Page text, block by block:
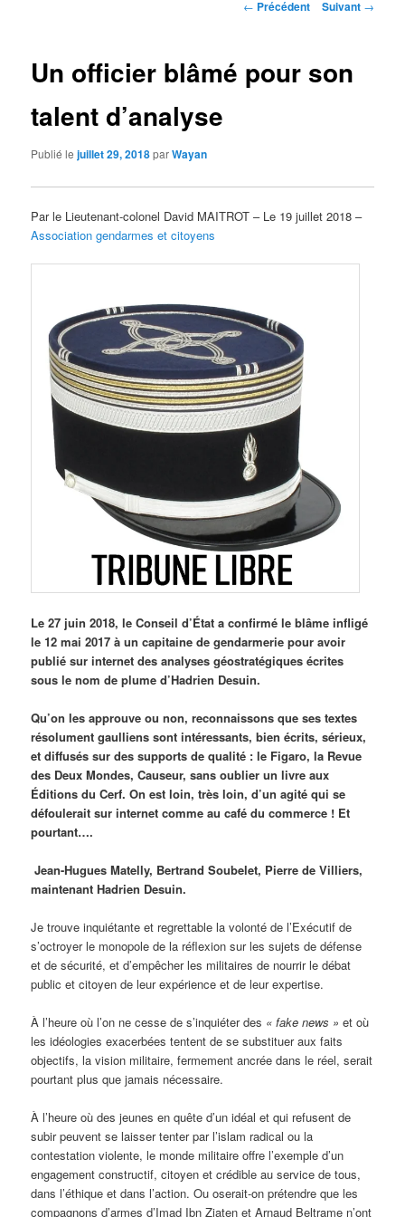
Navigation
← Précédent Suivant →
Un officier blâmé pour son
talent d’analyse
Publié lejuillet 29, 2018parWayan
Par le Lieutenant-colonel David MAITROT – Le 19 juillet 2018 –
Association gendarmes et citoyens
Le 27 juin 2018, le Conseil d’État a confirmé le blâme infligé
le 12 mai 2017 à un capitaine de gendarmerie pour avoir
publié sur internet des analyses géostratégiques écrites
sous le nom de plume d’Hadrien Desuin.
Qu’on les approuve ou non, reconnaissons que ses textes
résolument gaulliens sont intéressants, bien écrits, sérieux,
et diffusés sur des supports de qualité : le Figaro, la Revue
des Deux Mondes, Causeur, sans oublier un livre aux
Éditions du Cerf. On est loin, très loin, d’un agité qui se
défoulerait sur internet comme au café du commerce ! Et
pourtant….
Jean-Hugues Matelly, Bertrand Soubelet, Pierre de Villiers,
maintenant Hadrien Desuin.
Je trouve inquiétante et regrettable la volonté de l’Exécutif de
s’octroyer le monopole de la réflexion sur les sujets de défense
et de sécurité, et d’empêcher les militaires de nourrir le débat
public et citoyen de leur expérience et de leur expertise.
À l’heure où l’on ne cesse de s’inquiéter des « fake news » et où
les idéologies exacerbées tentent de se substituer aux faits
objectifs, la vision militaire, fermement ancrée dans le réel, serait
pourtant plus que jamais nécessaire.
À l’heure où des jeunes en quête d’un idéal et qui refusent de
subir peuvent se laisser tenter par l’islam radical ou la
contestation violente, le monde militaire offre l’exemple d’un
engagement constructif, citoyen et crédible au service de tous,
dans l’éthique et dans l’action. Ou oserait-on prétendre que les
compagnons d’armes d’Imad Ibn Ziaten et Arnaud Beltrame n’ont